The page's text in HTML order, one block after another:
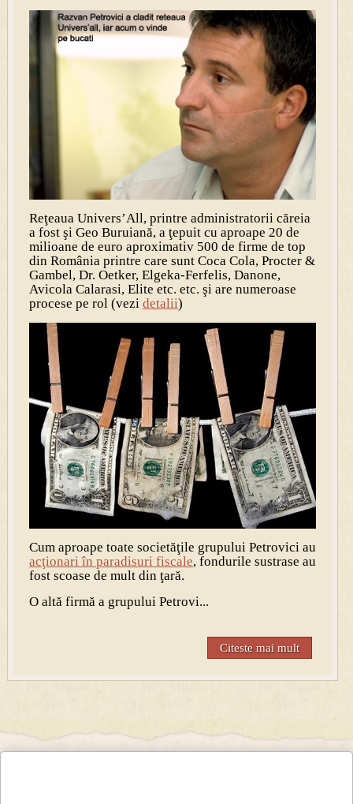
Reţeaua Univers’All, printre administratorii căreia
a fost şi Geo Buruiană, a ţepuit cu aproape 20 de
milioane de euro aproximativ 500 de firme de top
din România printre care sunt Coca Cola, Procter &
Gambel, Dr. Oetker, Elgeka-Ferfelis, Danone,
Avicola Calarasi, Elite etc. etc. şi are numeroase
procese pe rol (vezi detalii)
Cum aproape toate societăţile grupului Petrovici au
acţionari în paradisuri fiscale, fondurile sustrase au
fost scoase de mult din ţară.
O altă firmă a grupului Petrovi...
Citeste mai mult